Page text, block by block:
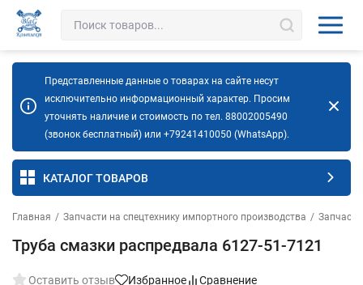
Представленные данные о товарах на сайте несут
исключительно информационный характер. Просим
уточнять наличие и стоимость по тел. 88002005490
(звонок бесплатный) или +79241410050 (WhatsApp).
КАТАЛОГ ТОВАРОВ
Главная / Запчасти на спецтехнику импортного производства / Запчасти
Труба смазки распредвала 6127-51-7121
Оставить отзыв Избранное Сравнение